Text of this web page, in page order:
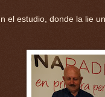
el estudio, donde la lie